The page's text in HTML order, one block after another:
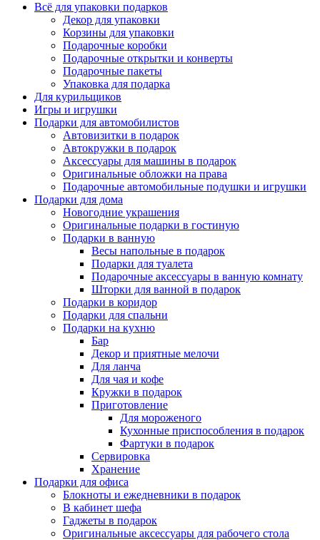
Всё для упаковки подарков
Декор для упаковки
Корзины для упаковки
Подарочные коробки
Подарочные открытки и конверты
Подарочные пакеты
Упаковка для подарка
Для курильщиков
Игры и игрушки
Подарки для автомобилистов
Автовизитки в подарок
Автокружки в подарок
Аксессуары для машины в подарок
Оригинальные обложки на права
Подарочные автомобильные подушки и игрушки
Подарки для дома
Новогодние украшения
Оригинальные подарки в гостиную
Подарки в ванную
Весы напольные в подарок
Подарки для туалета
Подарочные аксессуары в ванную комнату
Шторки для ванной в подарок
Подарки в коридор
Подарки для спальни
Подарки на кухню
Бар
Декор и приятные мелочи
Для ланча
Для чая и кофе
Кружки в подарок
Приготовление
Для мороженого
Кухонные приспособления в подарок
Фартуки в подарок
Сервировка
Хранение
Подарки для офиса
Блокноты и ежедневники в подарок
В кабинет шефа
Гаджеты в подарок
Оригинальные аксессуары для рабочего стола